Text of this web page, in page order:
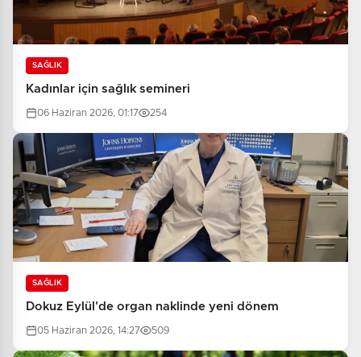
SAĞLIK
Kadınlar için sağlık semineri
06 Haziran 2026, 01:17 254
SAĞLIK
Dokuz Eylül'de organ naklinde yeni dönem
05 Haziran 2026, 14:27 509